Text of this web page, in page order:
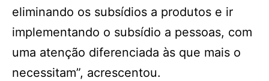
eliminando os subsídios a produtos e ir
implementando o subsídio a pessoas, com
uma atenção diferenciada às que mais o
necessitam”, acrescentou.